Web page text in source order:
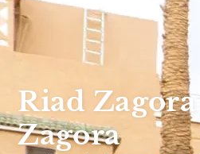
Riad
Zagora